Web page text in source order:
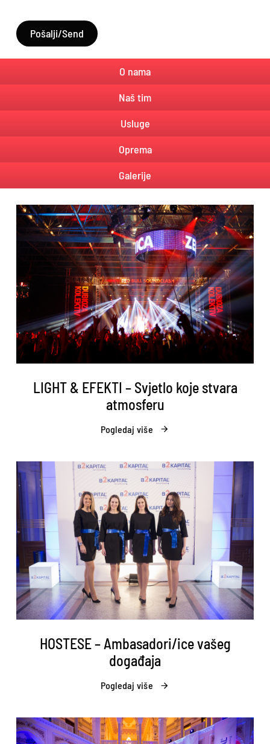
Pošalji/Send
O nama
Naš tim
Usluge
Oprema
Galerije
LIGHT & EFEKTI – Svjetlo koje stvara
atmosferu
Pogledaj više
HOSTESE – Ambasadori/ice vašeg
događaja
Pogledaj više